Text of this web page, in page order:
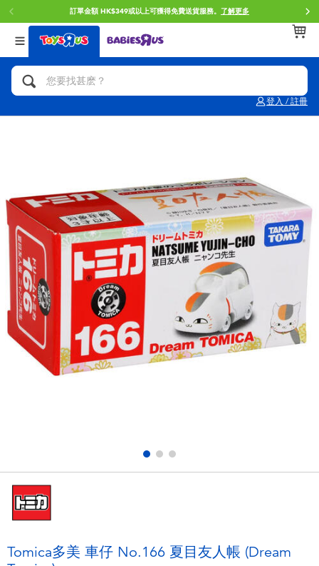
訂單金額 HK$349或以上可獲得免費送貨服務。 了解更多
登入 / 註冊
返回
分類目錄
人氣英雄,角色扮演,射擊玩具
玩具車,貨車,火車及遙控系列
手工藝,文具,蠟筆,泥膠,畫板
娃娃, 芭比,收藏公仔
電子玩具
遊戲及拼圖系列
派對用品
返回
品牌
Brunch Brother 早午餐兄弟
Mini Brands
Play-Doh培樂多
Pokemon寶可夢
playpop
LEGO樂高
Tomica多美
返回
年齢
0~2歳
8~11歳
12~14歳
14歳以上
Tomica多美 車仔 No.166 夏目友人帳 (Dream